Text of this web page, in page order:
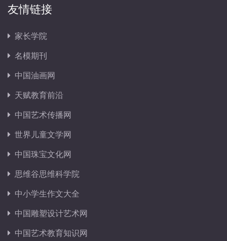
友情链接
家长学院
名模期刊
中国油画网
天赋教育前沿
中国艺术传播网
世界儿童文学网
中国珠宝文化网
思维谷思维科学院
中小学生作文大全
中国雕塑设计艺术网
中国艺术教育知识网